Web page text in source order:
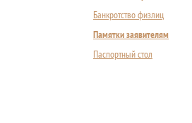
Банкротство физлиц
Памятки заявителям
Паспортный стол